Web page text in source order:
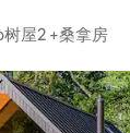
屋2 +桑拿房